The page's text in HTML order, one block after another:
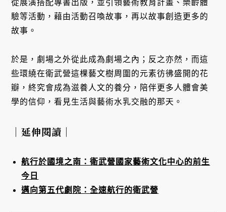
從展演搭配專書出版，並引領藝術教育計畫、樂齡體
驗等活動，藉由活動召喚故事，再以故事創造更多的
故事。
於是，劇場之外從此成為劇場之內；反之亦然，而這
些環繞在衛武營這棵藝文樹周圍的元素彷彿盛開的花
瓣，終究會成為滋養人文的養分，陪伴更多人體會美
學的信仰，看見生活與藝術水乳交融的那天。
｜延伸閱讀｜
航行於國境之南：衛武營國家藝術文化中心的前生
今日
邁向第五代劇院：全速航行的衛武營